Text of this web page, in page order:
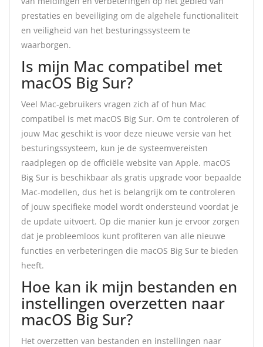
prestaties en beveiliging om de algehele functionaliteit
en veiligheid van het besturingssysteem te
waarborgen.
Is mijn Mac compatibel met
macOS Big Sur?
Veel Mac-gebruikers vragen zich af of hun Mac
compatibel is met macOS Big Sur. Om te controleren of
jouw Mac geschikt is voor deze nieuwe versie van het
besturingssysteem, kun je de systeemvereisten
raadplegen op de officiële website van Apple. macOS
Big Sur is beschikbaar als gratis upgrade voor bepaalde
Mac-modellen, dus het is belangrijk om te controleren
of jouw specifieke model wordt ondersteund voordat je
de update uitvoert. Op die manier kun je ervoor zorgen
dat je probleemloos kunt profiteren van alle nieuwe
functies en verbeteringen die macOS Big Sur te bieden
heeft.
Hoe kan ik mijn bestanden en
instellingen overzetten naar
macOS Big Sur?
Het overzetten van bestanden en instellingen naar